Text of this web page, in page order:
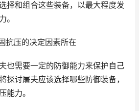
择和组合这些装备，以最大程度发
。
抗压的决定因素所在
也需要一定的防御能力来保护自己
探讨屠夫应该选择哪些防御装备，
能力。